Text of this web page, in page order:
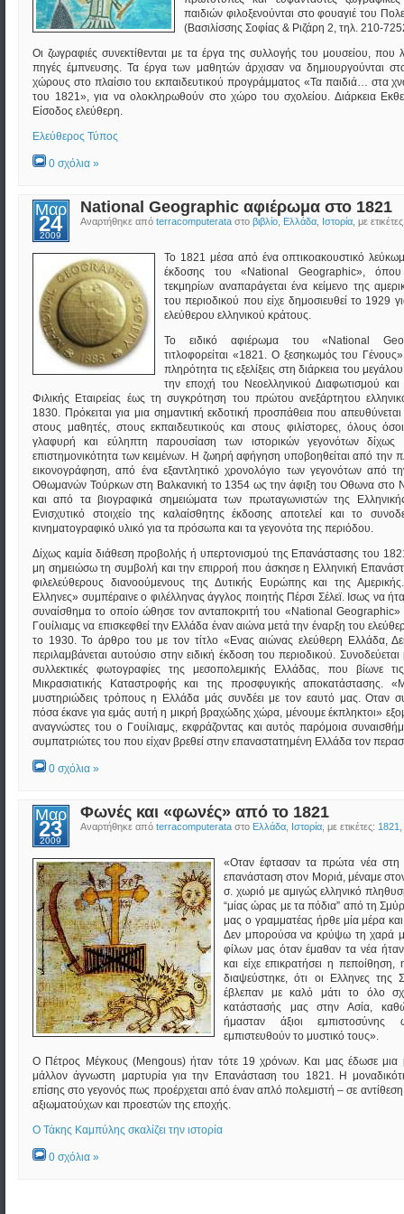
παιδιών φιλοξενούνται στο φουαγιέ του
(Βασιλίσσης Σοφίας & Ριζάρη 2, τηλ. 210-
Οι ζωγραφιές συνεκτίθενται με τα έργα της συλλογής του μουσείου, που
πηγές έμπνευσης. Τα έργα των μαθητών άρχισαν να δημιουργούνται
χώρους στο πλαίσιο του εκπαιδευτικού προγράμματος «Τα παιδιά… στα
του 1821», για να ολοκληρωθούν στο χώρο του σχολείου. Διάρκεια
Είσοδος ελεύθερη.
Ελεύθερος Τύπος
0 σχόλια »
Μαρ
24
2009
National Geographic αφιέρωμα στο 1821
Αναρτήθηκε από terracomputerataστο βιβλίο, Ελλάδα, Ιστορία, με
Το 1821 μέσα από ένα οπτικοακουστικό
έκδοσης του «Νational Geographic», όπου
τεκμηρίων αναπαράγεται ένα κείμενο της
του περιοδικού που είχε δημοσιευθεί το 1929
ελεύθερου ελληνικού κράτους.
Το ειδικό αφιέρωμα του «Νational
τιτλοφορείται «1821. Ο ξεσηκωμός του
πληρότητα τις εξελίξεις στη διάρκεια του
την εποχή του Νεοελληνικού Διαφωτισμού
Φιλικής Εταιρείας έως τη συγκρότηση του πρώτου ανεξάρτητου
1830. Πρόκειται για μια σημαντική εκδοτική προσπάθεια που
στους μαθητές, στους εκπαιδευτικούς και στους φιλίστορες, όλους
γλαφυρή και εύληπτη παρουσίαση των ιστορικών γεγονότων δίχως
επιστημονικότητα των κειμένων. Η ζωηρή αφήγηση υποβοηθείται από την
εικονογράφηση, από ένα εξαντλητικό χρονολόγιο των γεγονότων από
Οθωμανών Τούρκων στη Βαλκανική το 1354 ως την άφιξη του Οθωνα στο
και από τα βιογραφικά σημειώματα των πρωταγωνιστών της
Ενισχυτικό στοιχείο της καλαίσθητης έκδοσης αποτελεί και το
κινηματογραφικό υλικό για τα πρόσωπα και τα γεγονότα της περιόδου.
Δίχως καμία διάθεση προβολής ή υπερτονισμού της Επανάστασης του
μη σημειώσω τη συμβολή και την επιρροή που άσκησε η Ελληνική
φιλελεύθερους διανοούμενους της Δυτικής Ευρώπης και της
Ελληνες» συμπέραινε ο φιλέλληνας άγγλος ποιητής Πέρσι Σέλεϊ. Ισως να
συναίσθημα το οποίο ώθησε τον ανταποκριτή του «Νational Geographic»
Γουίλιαμς να επισκεφθεί την Ελλάδα έναν αιώνα μετά την έναρξη του
το 1930. Το άρθρο του με τον τίτλο «Ενας αιώνας ελεύθερη Ελλάδα,
περιλαμβάνεται αυτούσιο στην ειδική έκδοση του περιοδικού.
συλλεκτικές φωτογραφίες της μεσοπολεμικής Ελλάδας, που βίωνε
Μικρασιατικής Καταστροφής και της προσφυγικής αποκατάστασης.
μυστηριώδεις τρόπους η Ελλάδα μάς συνδέει με τον εαυτό μας. Οταν
πόσα έκανε για εμάς αυτή η μικρή βραχώδης χώρα, μένουμε έκπληκτοι»
αναγνώστες του ο Γουίλιαμς, εκφράζοντας και αυτός παρόμοια
συμπατριώτες του που είχαν βρεθεί στην επαναστατημένη Ελλάδα τον
0 σχόλια »
Μαρ
23
2009
Φωνές και «φωνές» από το 1821
Αναρτήθηκε από terracomputerataστο Ελλάδα, Ιστορία, με ετικέτες: 1821
«Οταν έφτασαν τα πρώτα νέα στη
επανάσταση στον Μοριά, μέναμε
σ. χωριό με αμιγώς ελληνικό
“μίας ώρας με τα πόδια” από τη
μας ο γραμματέας ήρθε μία μέρα
Δεν μπορούσα να κρύψω τη χαρά
φίλων μας όταν έμαθαν τα νέα
και είχε επικρατήσει η
διαψεύστηκε, ότι οι Ελληνες της
έβλεπαν με καλό μάτι το όλο
κατάστασής μας στην Ασία,
ήμασταν άξιοι
εμπιστευθούν το μυστικό τους».
Ο Πέτρος Μέγκους (Mengous) ήταν τότε 19 χρόνων. Και μας έδωσε μια
μάλλον άγνωστη μαρτυρία για την Επανάσταση του 1821. Η
επίσης στο γεγονός πως προέρχεται από έναν απλό πολεμιστή – σε αντίθεση
αξιωματούχων και προεστών της εποχής.
Ο Τάκης Καμπύλης σκαλίζει την ιστορία
0 σχόλια »